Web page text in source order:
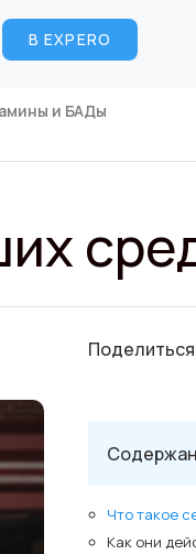
В EXPERO
и БАДы
Что такое
Как они